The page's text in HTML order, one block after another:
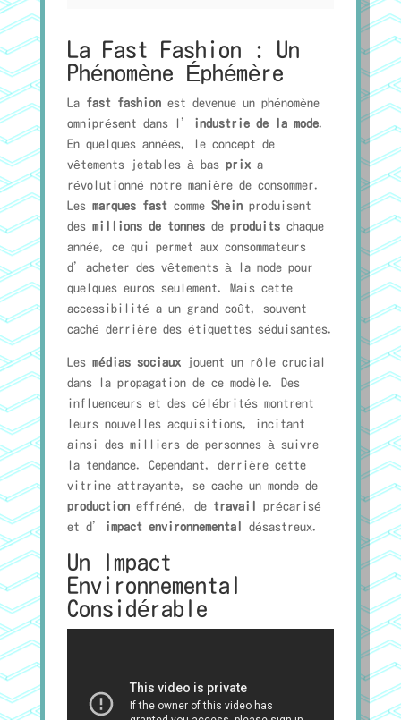
La Fast Fashion : Un
Phénomène Éphémère
La fast fashionest devenue un phénomène
omniprésent dans l’
industrie de la mode.
En quelques années, le concept de
vêtements jetables à bas prixa
révolutionné notre manière de consommer.
Les marques fastcomme Sheinproduisent
des millions de tonnesde produitschaque
année, ce qui permet aux consommateurs
d’acheter des vêtements à la mode pour
quelques euros seulement. Mais cette
accessibilité a un grand coût, souvent
caché derrière des étiquettes séduisantes.
Les médias sociauxjouent un rôle crucial
dans la propagation de ce modèle. Des
influenceurs et des célébrités montrent
leurs nouvelles acquisitions, incitant
ainsi des milliers de personnes à suivre
la tendance. Cependant, derrière cette
vitrine attrayante, se cache un monde de
productioneffréné, de travail
précarisé
et d’
impact environnemental désastreux.
Un Impact
Environnemental
Considérable